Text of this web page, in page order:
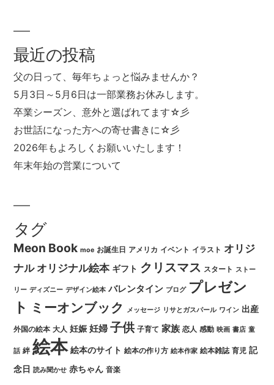
最近の投稿
父の日って、毎年ちょっと悩みませんか？
5月3日～5月6日は一部業務お休みします。
卒業シーズン、意外と選ばれてます☆彡
お世話になった方への寄せ書きに☆彡
2026年もよろしくお願いいたします！
年末年始の営業について
タグ
Meon Book moe お誕生日 アメリカ イベント イラスト オリジ
ナル オリジナル絵本 ギフト クリスマス スタート ストー
リー ディズニー デザイン絵本 バレンタイン ブログ プレゼン
ト ミーオンブック メッセージ リサとガスパール ワイン 出産
外国の絵本 大人 妊娠 妊婦 子供 子育て 家族 恋人 感動 映画 書店 童
話 絆 絵本 絵本のサイト 絵本の作り方 絵本作家 絵本雑誌 育児 記
念日 読み聞かせ 赤ちゃん 音楽